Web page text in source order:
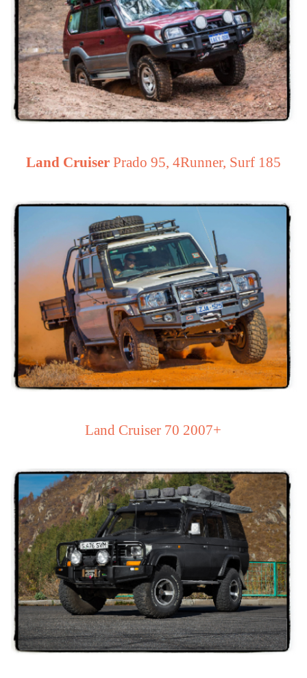
Land Cruiser Prado 95, 4Runner, Surf 185
Land Cruiser 70 2007+